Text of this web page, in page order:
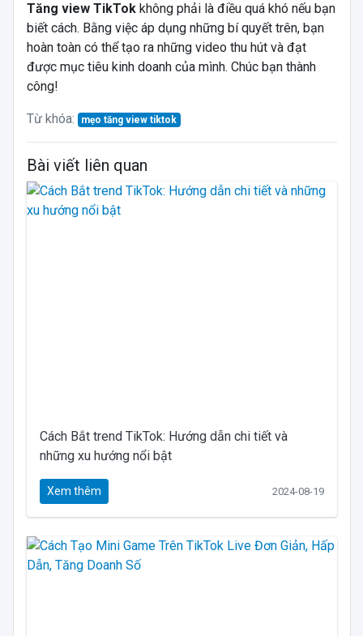
Tăng view TikTokkhông phải là điều quá khó nếu bạn
biết cách. Bằng việc áp dụng những bí quyết trên, bạn
hoàn toàn có thể tạo ra những video thu hút và đạt
được mục tiêu kinh doanh của mình. Chúc bạn thành
công!
Từ khóa: mẹo tăng view tiktok
Bài viết liên quan
Cách Bắt trend TikTok: Hướng dẫn chi tiết và
những xu hướng nổi bật
Xem thêm 2024-08-19